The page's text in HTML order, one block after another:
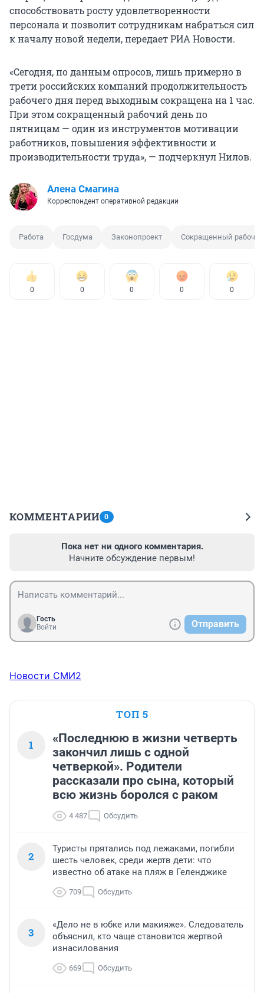
способствовать росту удовлетворенности
персонала и позволит сотрудникам набраться сил
к началу новой недели, передает РИА Новости.
«Сегодня, по данным опросов, лишь примерно в
трети российских компаний продолжительность
рабочего дня перед выходным сокращена на 1 час.
При этом сокращенный рабочий день по
пятницам — один из инструментов мотивации
работников, повышения эффективности и
производительности труда», — подчеркнул Нилов.
Алена Смагина
Корреспондент оперативной редакции
Работа Госдума Законопроект Сокращенный
0 0 0 0 0
КОММЕНТАРИИ 0
Пока нет ни одного комментария.
Начните обсуждение первым!
Гость
Войти
Отправить
Новости СМИ2
ТОП 5
1
«Последнюю в жизни четверть
закончил лишь с одной
четверкой». Родители
рассказали про сына, который
всю жизнь боролся с раком
4 487 Обсудить
2
Туристы прятались под лежаками, погибли
шесть человек, среди жертв дети: что
известно об атаке на пляж в Геленджике
709 Обсудить
3
«Дело не в юбке или макияже». Следователь
объяснил, кто чаще становится жертвой
изнасилования
669 Обсудить